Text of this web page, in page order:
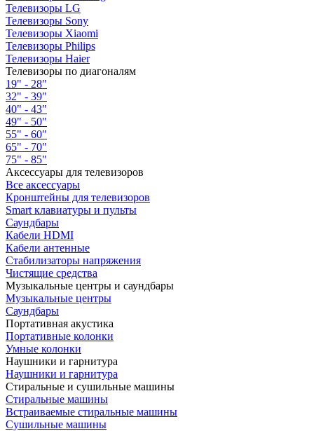
Телевизоры LG
Телевизоры Sony
Телевизоры Xiaomi
Телевизоры Philips
Телевизоры Haier
Телевизоры по диагоналям
19" - 28"
32" - 39"
40" - 43"
49" - 50"
55" - 60"
65" - 70"
75" - 85"
Аксессуары для телевизоров
Все аксессуары
Кронштейны для телевизоров
Smart клавиатуры и пульты
Саундбары
Кабели HDMI
Кабели антенные
Стабилизаторы напряжения
Чистящие средства
Музыкальные центры и саундбары
Музыкальные центры
Саундбары
Портативная акустика
Портативные колонки
Умные колонки
Наушники и гарнитура
Наушники и гарнитура
Стиральные и сушильные машины
Стиральные машины
Встраиваемые стиральные машины
Сушильные машины